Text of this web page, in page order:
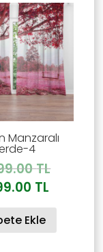
Manzaralı
4
TLOrijinal
TL
andaki
Ekle